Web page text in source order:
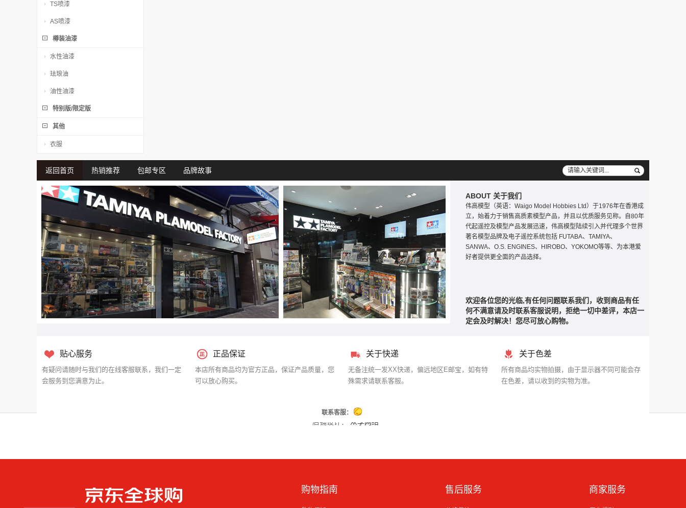
TS喷漆
AS喷漆
樽装油漆
水性油漆
珐琅油
油性油漆
特别版/限定版
其他
衣服
返回首页 热销推荐 包邮专区 品牌故事
ABOUT 关于我们
伟高模型（英语：Waigo Model Hobbies Ltd）于1976年在香港成
立，始着力于销售高质素模型产品，并且以优质服务见称。自80年
代起遥控及模型产品发展迅速，伟高模型陆续引入并代理多个世界
著名模型品牌及电子遥控系统包括 FUTABA、TAMIYA、
SANWA、O.S. ENGINES、HIROBO、YOKOMO等等、为本港爱
好者提供更全面的产品选择。
欢迎各位您的光临,有任何问题联系我们，收到商品有任
何不满意请及时联系客服说明，拒绝一切中差评，本店一
定会及时解决！您尽可放心购物。
贴心服务
有疑问请随时与我们的在线客服联系，我们一定
会服务到您满意为止。
正品保证
本店所有商品均为官方正品，保证产品质量，您
可以放心购买。
关于快递
无备注统一发XX快递，偏远地区E邮宝，如有特
殊需求请联系客服。
关于色差
所有商品均实物拍摄，由于显示器不同可能会存
在色差，请以收到的实物为准。
联系客服：
店铺设计： 众享网络
购物指南 售后服务 商家服务